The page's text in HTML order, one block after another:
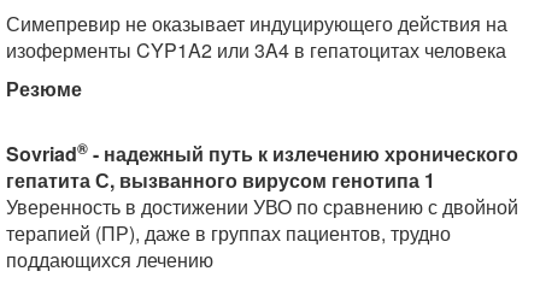
Симепревир не оказывает индуцирующего действия на
изоферменты CYP1A2 или 3A4 в гепатоцитах человека
Резюме
Sovriad® - надежный путь к излечению хронического
гепатита С, вызванного вирусом генотипа 1
Уверенность в достижении УВО по сравнению с двойной
терапией (ПР), даже в группах пациентов, трудно
поддающихся лечению